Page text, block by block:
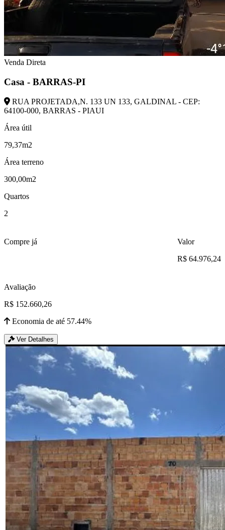
Venda Direta
Casa - BARRAS-PI
RUA PROJETADA,N. 133 UN 133, GALDINAL - CEP:
64100-000, BARRAS - PIAUI
Área útil
79,37m2
Área terreno
300,00m2
Quartos
2
Compre já
Valor
R$ 64.976,24
Avaliação
R$ 152.660,26
Economia de até 57.44%
Ver Detalhes